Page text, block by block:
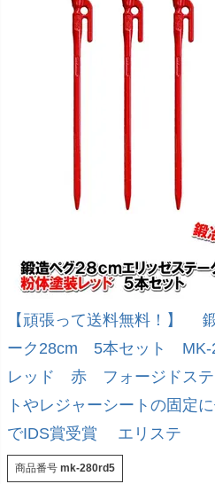
【頑張って送料無料！】
ーク28cm 5本セット MK-
レッド 赤 フォージドス
トやレジャーシートの固定
でIDS賞受賞 エリステ
商品番号 mk-280rd5